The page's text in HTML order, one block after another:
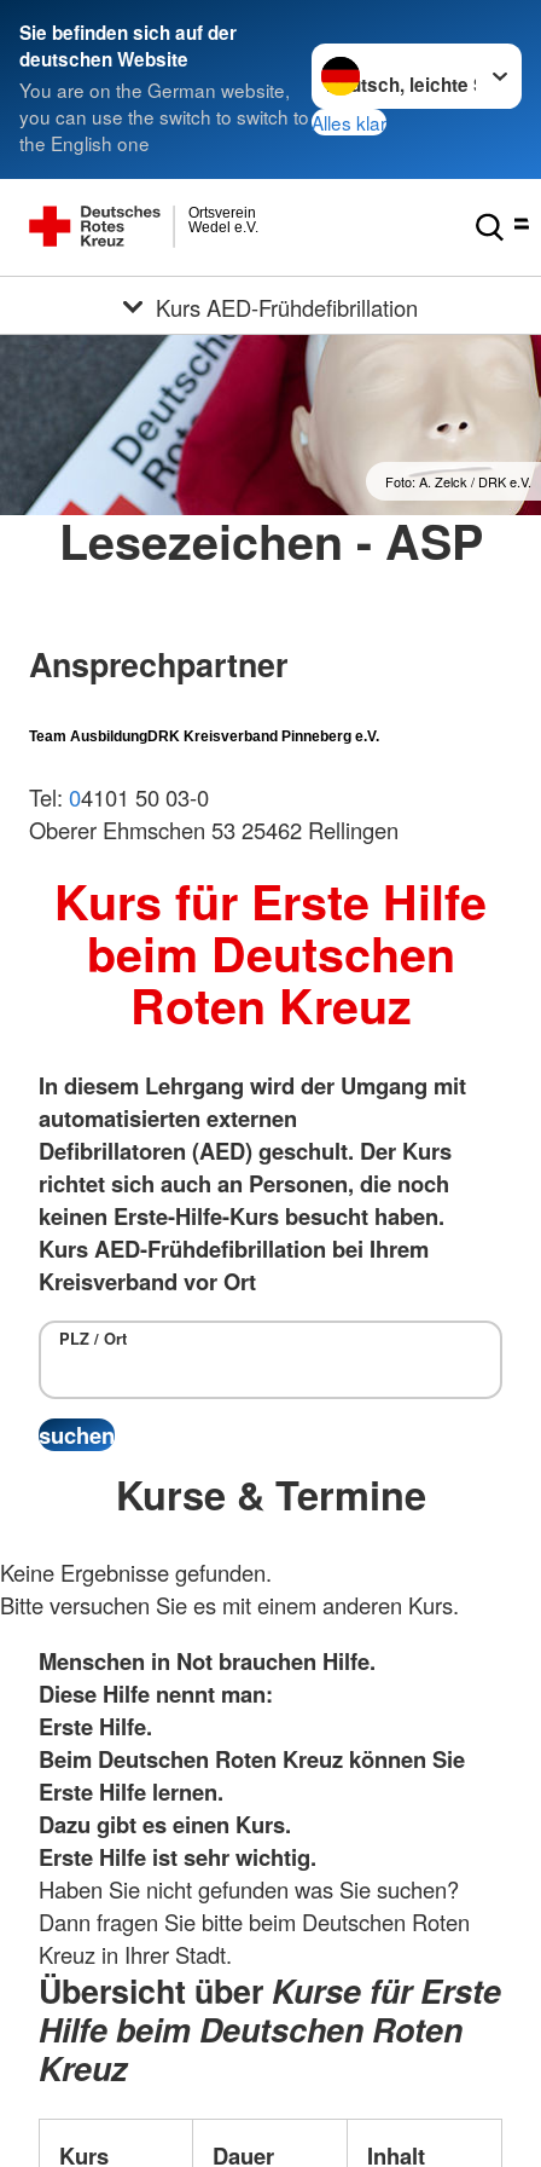
Sie befinden sich auf der
deutschen Website
You are on the German website,
you can use the switch to switch to
the English one
Sprache wechseln zu
Alles klar
Wedel e.V.
Ortsverein
Kurs AED-Frühdefibrillation
Foto: A. Zelck / DRK e.V.
Lesezeichen - ASP
Ansprechpartner
Team AusbildungDRK Kreisverband Pinneberg e.V.
Tel: 04101 50 03-0
Oberer Ehmschen 53 25462 Rellingen
Kurs für Erste Hilfe
beim Deutschen
Roten Kreuz
In diesem Lehrgang wird der Umgang mit
automatisierten externen
Defibrillatoren (AED) geschult. Der Kurs
richtet sich auch an Personen, die noch
keinen Erste-Hilfe-Kurs besucht haben.
Kurs AED-Frühdefibrillation bei Ihrem
Kreisverband vor Ort
PLZ / Ort
Kurse & Termine
Keine Ergebnisse gefunden.
Bitte versuchen Sie es mit einem anderen Kurs.
Menschen in Not brauchen Hilfe.
Diese Hilfe nennt man:
Erste Hilfe.
Beim Deutschen Roten Kreuz können Sie
Erste Hilfe lernen.
Dazu gibt es einen Kurs.
Erste Hilfe ist sehr wichtig.
Haben Sie nicht gefunden was Sie suchen?
Dann fragen Sie bitte beim Deutschen Roten
Kreuz in Ihrer Stadt.
Übersicht über Kurse für Erste
Hilfe beim Deutschen Roten
Kreuz
Kurs Dauer Inhalt